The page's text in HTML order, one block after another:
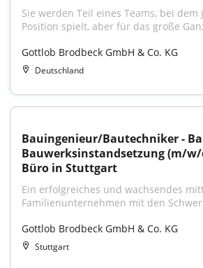
Sie werden Teil eines Teams, bei
Position spielt, aber für das große
Gottlob Brodbeck GmbH & Co. KG
Deutschland
Bauingenieur/Bautechniker -
Bauwerksinstandsetzung (m/
Büro in Stuttgart
Ein erfolgreiches und wachsendes
Familienunternehmen mit den
Gottlob Brodbeck GmbH & Co. KG
Stuttgart